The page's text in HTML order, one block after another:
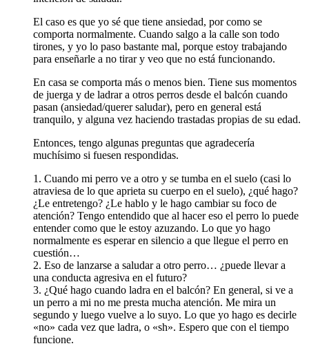
El caso es que yo sé que tiene ansiedad, por como se
comporta normalmente. Cuando salgo a la calle son todo
tirones, y yo lo paso bastante mal, porque estoy trabajando
para enseñarle a no tirar y veo que no está funcionando.
En casa se comporta más o menos bien. Tiene sus momentos
de juerga y de ladrar a otros perros desde el balcón cuando
pasan (ansiedad/querer saludar), pero en general está
tranquilo, y alguna vez haciendo trastadas propias de su edad.
Entonces, tengo algunas preguntas que agradecería
muchísimo si fuesen respondidas.
1. Cuando mi perro ve a otro y se tumba en el suelo (casi lo
atraviesa de lo que aprieta su cuerpo en el suelo), ¿qué hago?
¿Le entretengo? ¿Le hablo y le hago cambiar su foco de
atención? Tengo entendido que al hacer eso el perro lo puede
entender como que le estoy azuzando. Lo que yo hago
normalmente es esperar en silencio a que llegue el perro en
cuestión…
2. Eso de lanzarse a saludar a otro perro… ¿puede llevar a
una conducta agresiva en el futuro?
3. ¿Qué hago cuando ladra en el balcón? En general, si ve a
un perro a mi no me presta mucha atención. Me mira un
segundo y luego vuelve a lo suyo. Lo que yo hago es decirle
«no» cada vez que ladra, o «sh». Espero que con el tiempo
funcione.